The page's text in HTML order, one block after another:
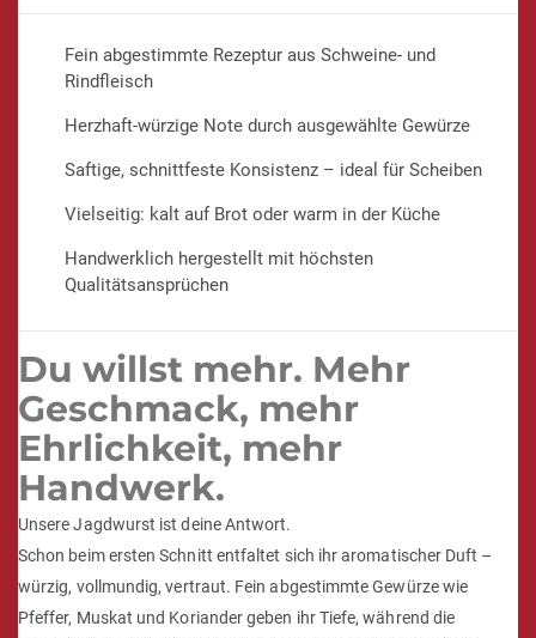
Fein abgestimmte Rezeptur aus Schweine- und
Rindfleisch
Herzhaft-würzige Note durch ausgewählte Gewürze
Saftige, schnittfeste Konsistenz – ideal für Scheiben
Vielseitig: kalt auf Brot oder warm in der Küche
Handwerklich hergestellt mit höchsten
Qualitätsansprüchen
Du willst mehr. Mehr
Geschmack, mehr
Ehrlichkeit, mehr
Handwerk.
Unsere Jagdwurst ist deine Antwort.
Schon beim ersten Schnitt entfaltet sich ihr aromatischer Duft –
würzig, vollmundig, vertraut. Fein abgestimmte Gewürze wie
Pfeffer, Muskat und Koriander geben ihr Tiefe, während die